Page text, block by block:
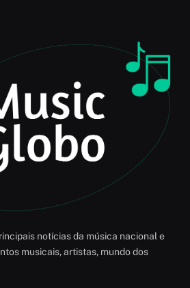
notícias da música nacional e
musicais, artistas, mundo dos